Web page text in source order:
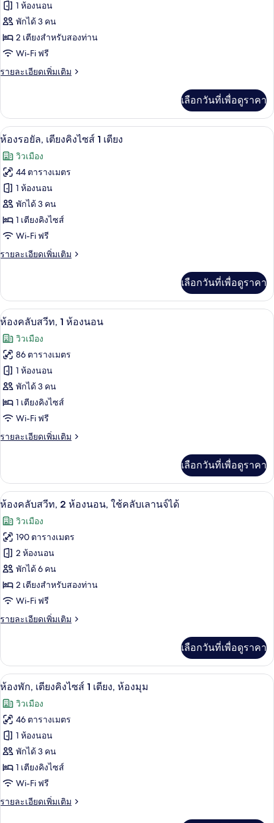
คิง
ไซส์
เตียง
ของ
ห้อง
รอยัล,
เตียง
ใหญ่
เตียง
1 ห้องนอน
พักได้ 3 คน
2 เตียงสำหรับสองท่าน
Wi-Fi ฟรี
รายละเอียดเพิ่มเติม
ราย
เกี่ยว
กับ
ห้อง
เตียง
ใหญ่
เตียง
เลือกวันที่เพื่อดูราคา
เปิด
ภาพถ่าย
ทั้งหมด
ของ
ห้อง
รอยัล,
เตียง
คิง
1
เตียง
เครื่องนอนระดับพรีเมียม, ผ้านวมขนเ
9
ห้องรอยัล, เตียงคิงไซส์ 1 เตียง
วิวเมือง
44 ตารางเมตร
1 ห้องนอน
พักได้ 3 คน
1 เตียงคิงไซส์
Wi-Fi ฟรี
รายละเอียดเพิ่มเติม
ราย
เกี่ยว
กับ
ห้อง
เตียง
คิง
ไซส์
เตียง
เลือกวันที่เพื่อดูราคา
เปิด
ภาพถ่าย
ทั้งหมด
ของ
ห้อง
คลับ
สวีท,
1
นอน
ทีวีจอแอลอีดี 48 นิ้ว พร้อมช่องดาวเที
5
ห้องคลับสวีท, 1 ห้องนอน
วิวเมือง
86 ตารางเมตร
1 ห้องนอน
พักได้ 3 คน
1 เตียงคิงไซส์
Wi-Fi ฟรี
รายละเอียดเพิ่มเติม
ราย
เกี่ยว
กับ
ห้อง
สวี
ท,
ห้อง
นอน
เลือกวันที่เพื่อดูราคา
เปิด
ภาพถ่าย
ทั้งหมด
ของ
ห้อง
คลับ
สวีท,
2
นอน,
ใช้
คลับ
เลา
นจ์
ได้
ห้องคลับสวีท, 2 ห้องนอน, ใช้คลับเลา
5
ห้องคลับสวีท, 2 ห้องนอน, ใช้คลับเลานจ์ได้
วิวเมือง
190 ตารางเมตร
2 ห้องนอน
พักได้ 6 คน
2 เตียงสำหรับสองท่าน
Wi-Fi ฟรี
รายละเอียดเพิ่มเติม
ราย
เกี่ยว
กับ
ห้อง
สวี
ท,
ห้อง
นอน,
ใช้
คลับ
เลา
ได้
เลือกวันที่เพื่อดูราคา
เปิด
ภาพถ่าย
ทั้งหมด
ของ
ห้อง
พัก,
เตียง
คิง
ห้องพัก, เตียงคิงไซส์ 1 เตียง, ห้องมุม
6
ห้องพัก, เตียงคิงไซส์ 1 เตียง, ห้องมุม
วิวเมือง
46 ตารางเมตร
1 ห้องนอน
พักได้ 3 คน
1 เตียงคิงไซส์
Wi-Fi ฟรี
รายละเอียดเพิ่มเติม
ราย